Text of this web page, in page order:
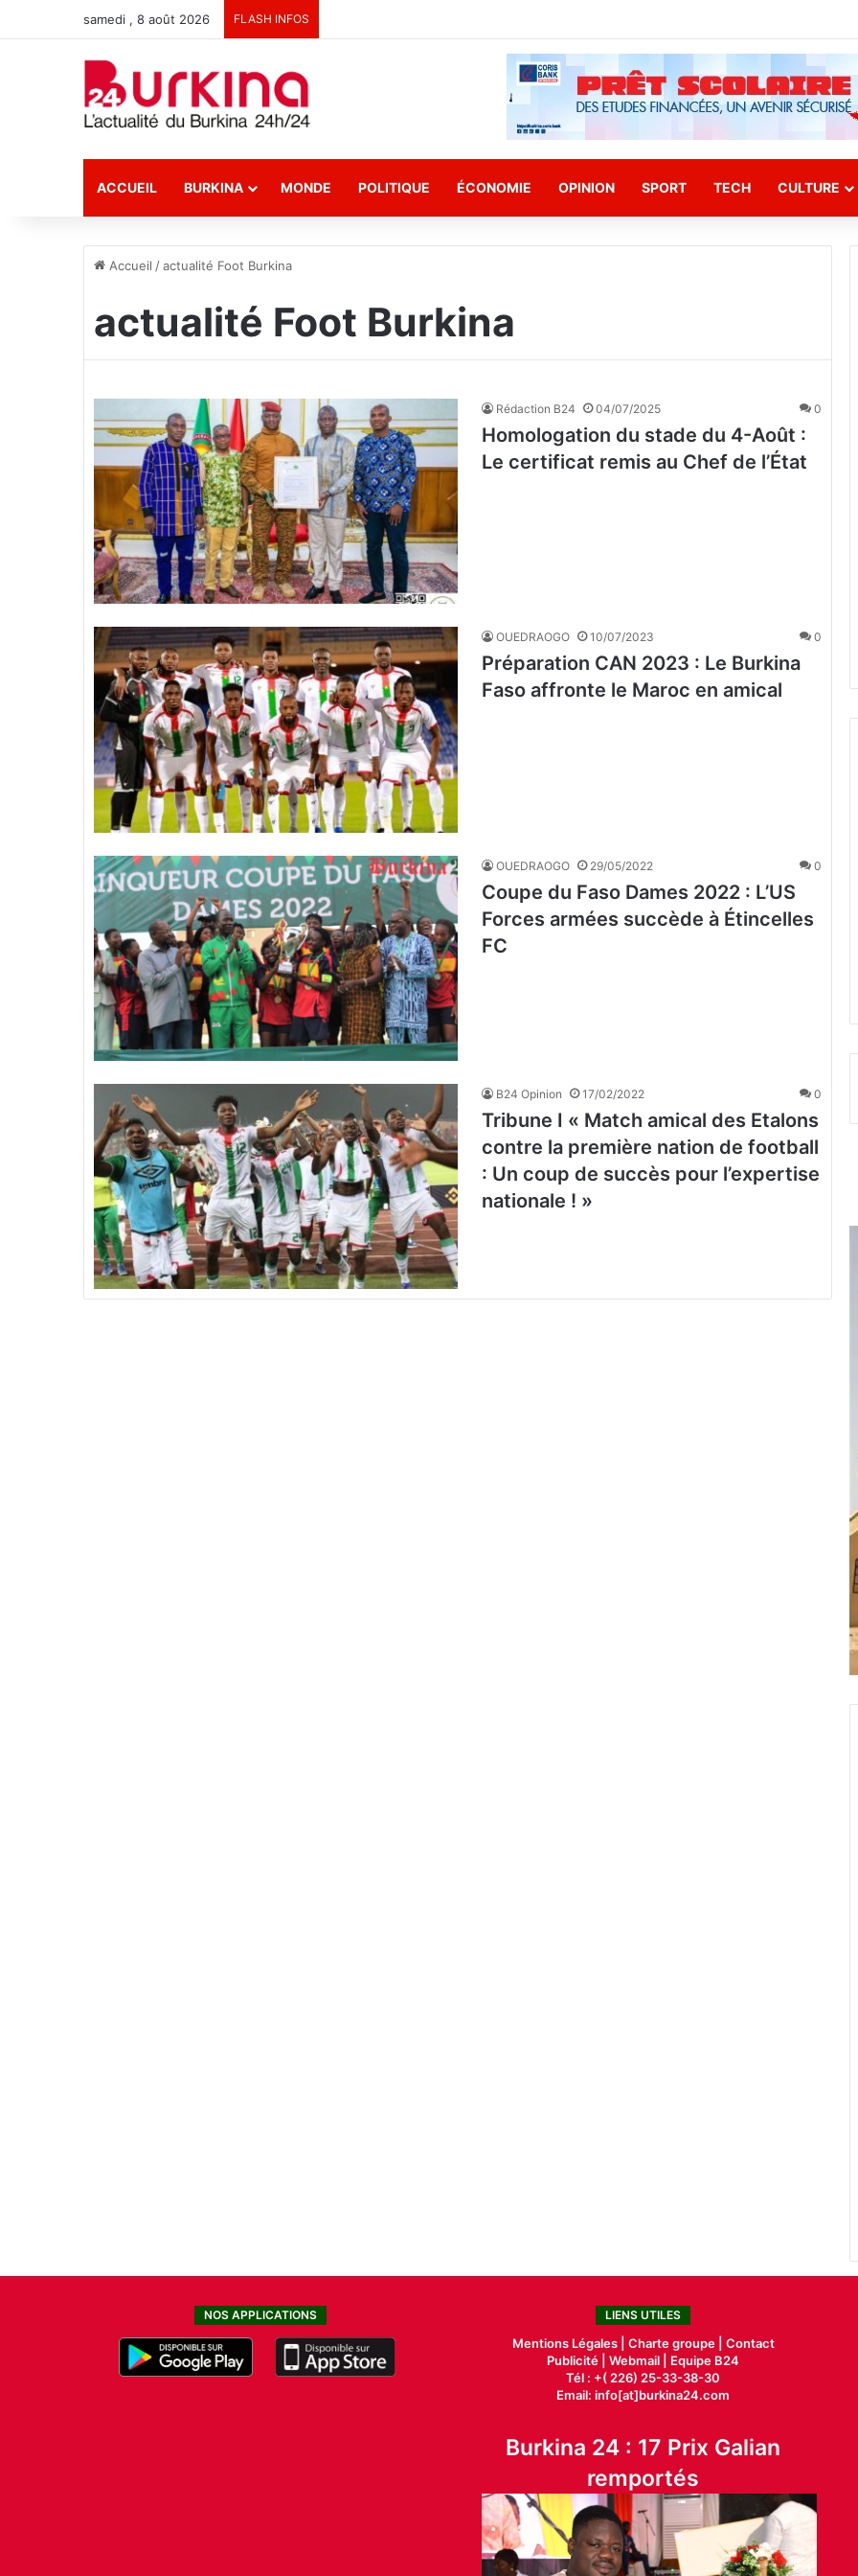
samedi , 8 août 2026 FLASH INFOS
ACCUEIL BURKINA MONDE POLITIQUE ÉCONOMIE OPINION SPORT TECH CULTURE
Accueil /actualité Foot Burkina
actualité Foot Burkina
Rédaction B24 04/07/2025 0
Homologation du stade du 4-Août :
Le certificat remis au Chef de l’État
OUEDRAOGO 10/07/2023 0
Préparation CAN 2023 : Le Burkina
Faso affronte le Maroc en amical
OUEDRAOGO 29/05/2022 0
Coupe du Faso Dames 2022 : L’US
Forces armées succède à Étincelles
FC
B24 Opinion 17/02/2022 0
Tribune I « Match amical des Etalons
contre la première nation de football
: Un coup de succès pour l’expertise
nationale ! »
NOS APPLICATIONS LIENS UTILES
Mentions Légales | Charte groupe | Contact
Publicité |Webmail |
Equipe B24
Tél : +( 226) 25-33-38-30
Email: info[at]burkina24.com
Burkina 24 : 17 Prix Galian
remportés